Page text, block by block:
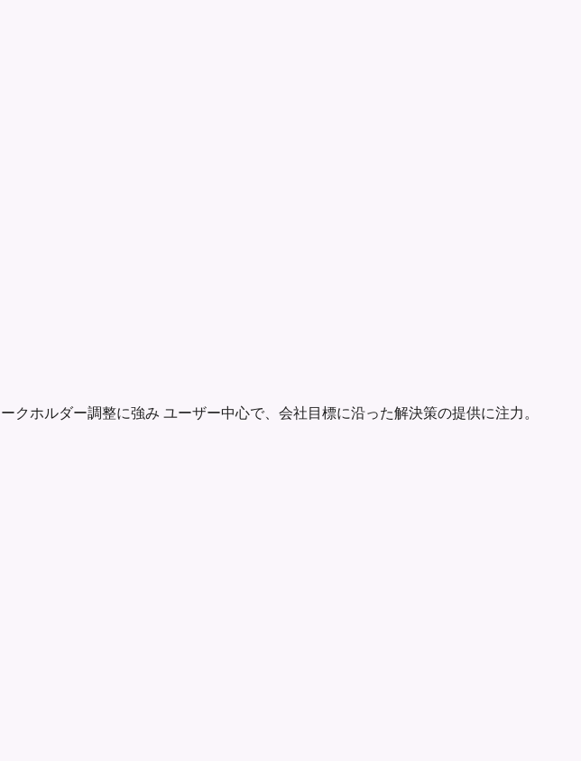
クホルダー調整に強み ユーザー中心で、会社目標に沿った解決策の提供に注力。